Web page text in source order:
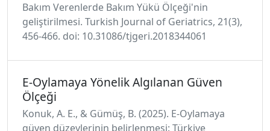
Bakım Verenlerde Bakım Yükü Ölçeği'nin
geliştirilmesi. Turkish Journal of Geriatrics, 21(3),
456-466. doi: 10.31086/tjgeri.2018344061
E-Oylamaya Yönelik Algılanan Güven
Ölçeği
Konuk, A. E., & Gümüş, B. (2025). E-Oylamaya
güven düzeylerinin belirlenmesi: Türkiye